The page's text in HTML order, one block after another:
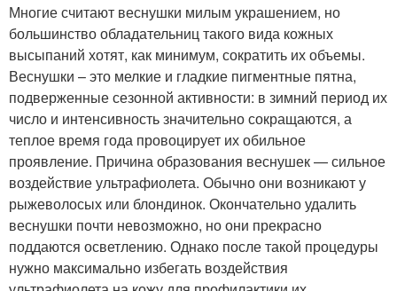
Многие считают веснушки милым украшением, но
большинство обладательниц такого вида кожных
высыпаний хотят, как минимум, сократить их объемы.
Веснушки – это мелкие и гладкие пигментные пятна,
подверженные сезонной активности: в зимний период их
число и интенсивность значительно сокращаются, а
теплое время года провоцирует их обильное
проявление. Причина образования веснушек — сильное
воздействие ультрафиолета. Обычно они возникают у
рыжеволосых или блондинок. Окончательно удалить
веснушки почти невозможно, но они прекрасно
поддаются осветлению. Однако после такой процедуры
нужно максимально избегать воздействия